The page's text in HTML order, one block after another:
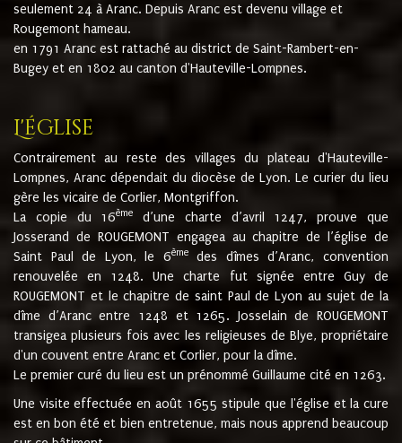
seulement 24 à Aranc. Depuis Aranc est devenu village et
Rougemont hameau.
en 1791 Aranc est rattaché au district de Saint-Rambert-en-
Bugey et en 1802 au canton d'Hauteville-Lompnes.
L'église
Contrairement au reste des villages du plateau d'Hauteville-
Lompnes, Aranc dépendait du diocèse de Lyon. Le curier du lieu
gère les vicaire de Corlier, Montgriffon.
La copie du 16ème
d’une charte d’avril 1247, prouve que
Josserand de ROUGEMONT engagea au chapitre de l’église de
Saint Paul de Lyon, le 6èmedes dîmes d’Aranc, convention
renouvelée en 1248. Une charte fut signée entre Guy de
ROUGEMONT et le chapitre de saint Paul de Lyon au sujet de la
dîme d’Aranc entre 1248 et 1265. Josselain de ROUGEMONT
transigea plusieurs fois avec les religieuses de Blye, propriétaire
d'un couvent entre Aranc et Corlier, pour la dîme.
Le premier curé du lieu est un prénommé Guillaume cité en 1263.
Une visite effectuée en août 1655 stipule que l'église et la cure
est en bon été et bien entretenue, mais nous apprend beaucoup